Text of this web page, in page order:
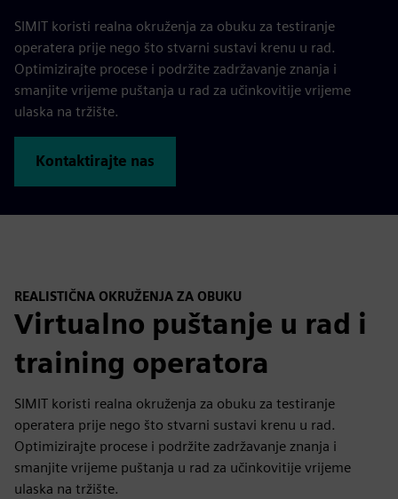
SIMIT koristi realna okruženja za obuku za testiranje
operatera prije nego što stvarni sustavi krenu u rad.
Optimizirajte procese i podržite zadržavanje znanja i
smanjite vrijeme puštanja u rad za učinkovitije vrijeme
ulaska na tržište.
Kontaktirajte nas
REALISTIČNA OKRUŽENJA ZA OBUKU
Virtualno puštanje u rad i
training operatora
SIMIT koristi realna okruženja za obuku za testiranje
operatera prije nego što stvarni sustavi krenu u rad.
Optimizirajte procese i podržite zadržavanje znanja i
smanjite vrijeme puštanja u rad za učinkovitije vrijeme
ulaska na tržište.